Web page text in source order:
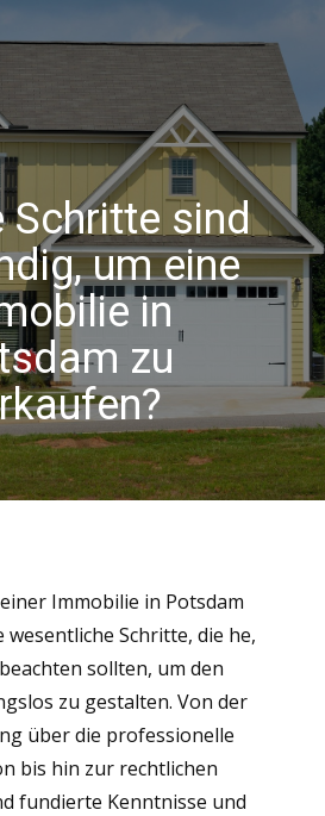
Schritte sind
um eine
in
zu
Immobilie in Potsdam
Schritte, die he,
sollten, um den
zu gestalten. Von der
über die professionelle
bis hin zur rechtlichen
fundierte Kenntnisse und